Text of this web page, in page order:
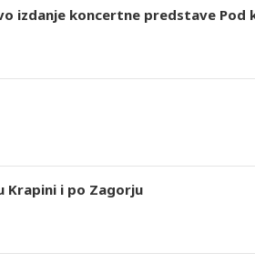
izdanje koncertne predstave
Krapini i po Zagorju